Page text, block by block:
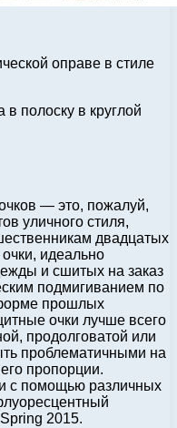
оправе в стиле
полоску в круглой
— это, пожалуй,
уличного стиля,
двадцатых
идеально
и сшитых на заказ
подмигиванием по
прошлых
очки лучше всего
продолговатой или
проблематичными на
пропорции.
с помощью различных
2015.